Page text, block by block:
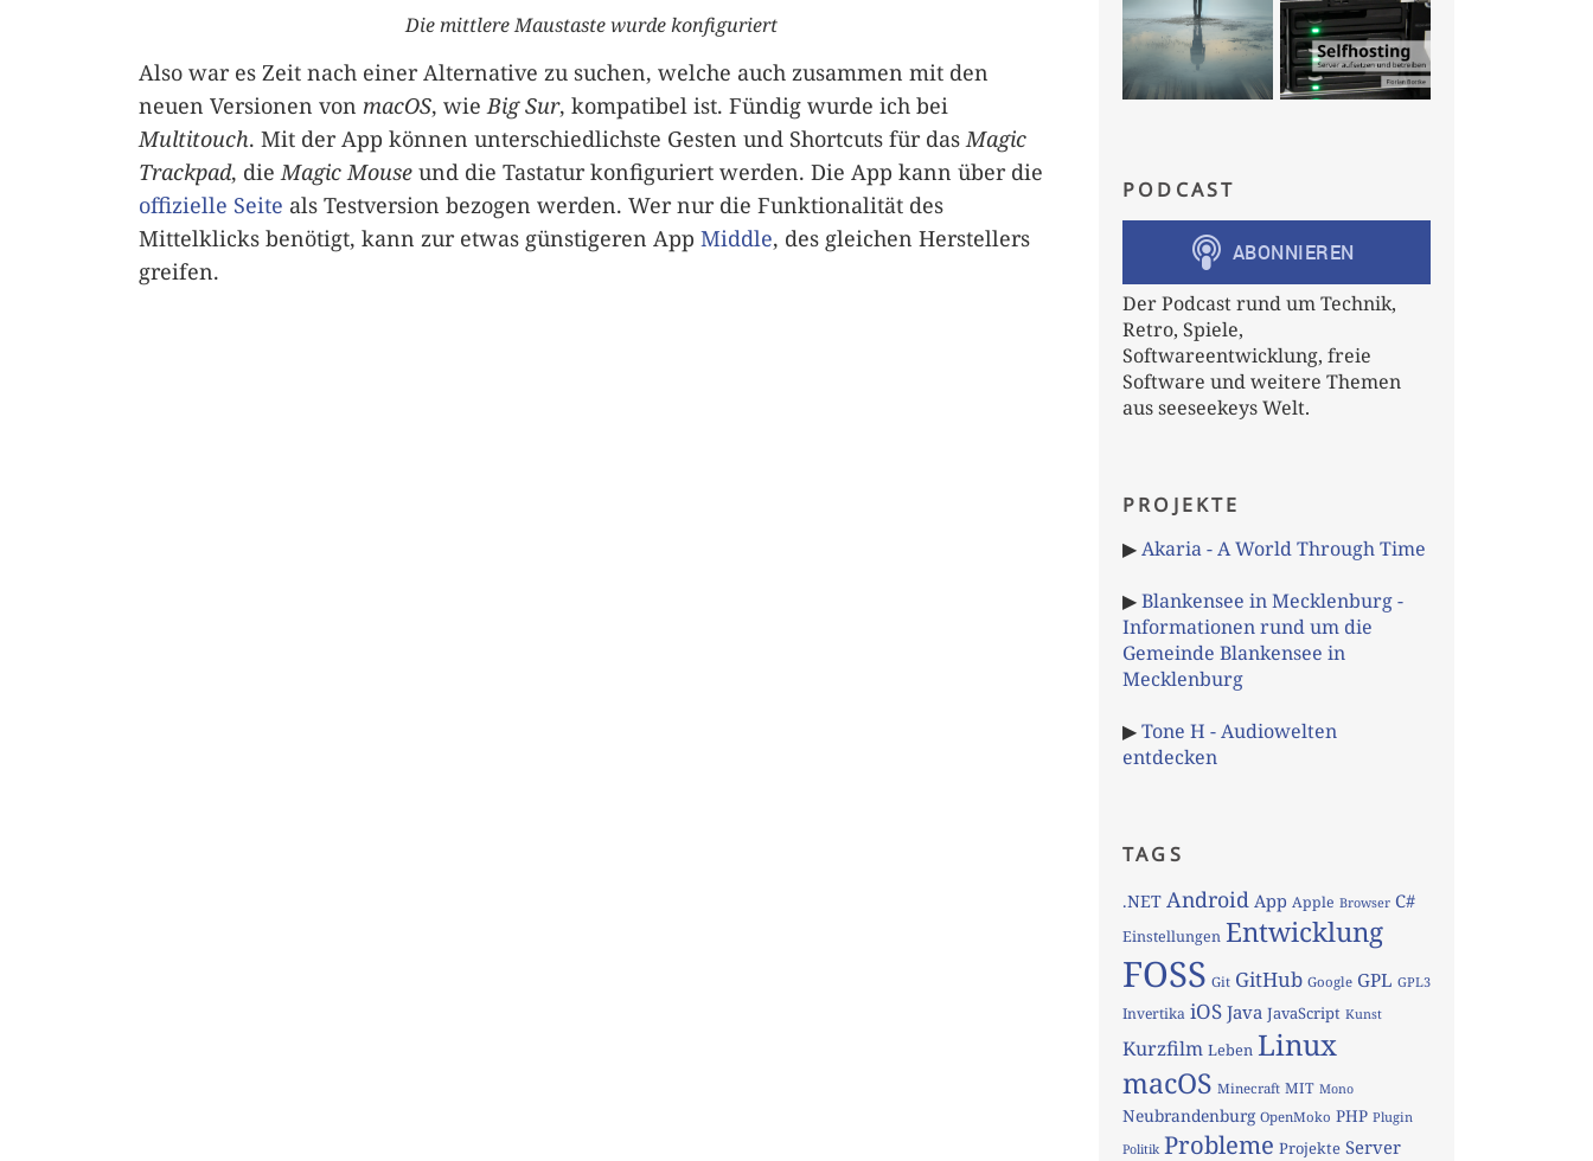
Die mittlere Maustaste wurde konfiguriert
Also war es Zeit nach einer Alternative zu suchen, welche auch zusammen mit den
neuen Versionen von macOS, wieBig Sur, kompatibel ist. Fündig wurde ich bei
Multitouch. Mit der App können unterschiedlichste Gesten und Shortcuts für dasMagic
Trackpad, dieMagic Mouse und die Tastatur konfiguriert werden. Die App kann über die
offizielle Seite als Testversion bezogen werden. Wer nur die Funktionalität des
Mittelklicks benötigt, kann zur etwas günstigeren App Middle, des gleichen Herstellers
greifen.
PODCAST
Der Podcast rund um Technik,
Retro, Spiele,
Softwareentwicklung, freie
Software und weitere Themen
aus seeseekeys Welt.
PROJEKTE
▶Akaria - A World Through Time
▶Blankensee in Mecklenburg -
Informationen rund um die
Gemeinde Blankensee in
Mecklenburg
▶Tone H - Audiowelten
entdecken
TAGS
.NET Android App Apple Browser C#
Einstellungen Entwicklung
FOSS Git GitHub Google GPL GPL3
Invertika iOS Java JavaScript Kunst
Kurzfilm Leben Linux
macOS Minecraft MIT Mono
Neubrandenburg OpenMoko PHP Plugin
Politik Probleme Projekte Server